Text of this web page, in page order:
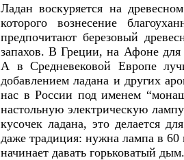
Ладан воскуряется на
которого вознесение
предпочитают березовый
запахов. В Греции, на Афоне
А в Средневековой Европе
добавлением ладана и других
нас в России под именем
настольную электрическую
кусочек ладана, это делается
даже традиция: нужна лампа в
начинает давать горьковатый дым.